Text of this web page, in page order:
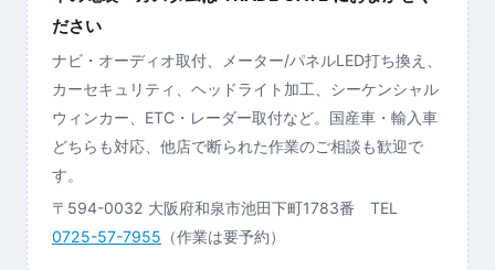
ださい
ナビ・オーディオ取付、メーター/パネルLED打ち換え、
カーセキュリティ、ヘッドライト加工、シーケンシャル
ウィンカー、ETC・レーダー取付など。国産車・輸入車
どちらも対応、他店で断られた作業のご相談も歓迎で
す。
〒594-0032 大阪府和泉市池田下町1783番 TEL
0725-57-7955 （作業は要予約）